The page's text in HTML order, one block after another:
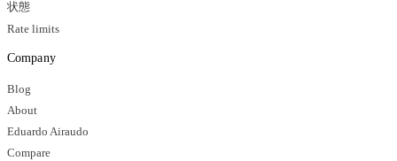
状態
Rate limits
Company
Blog
About
Eduardo Airaudo
Compare